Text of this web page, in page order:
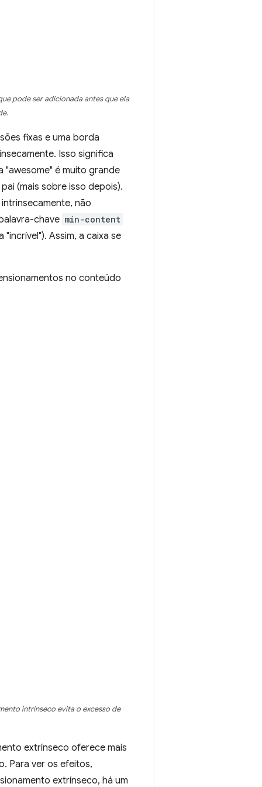
pode ser adicionada antes que ela
fixas e uma borda
Isso significa
é muito grande
(mais sobre isso depois).
não
chave min-content
Assim, a caixa se
no conteúdo
intrínseco evita o excesso de
extrínseco oferece mais
Para ver os efeitos,
extrínseco, há um